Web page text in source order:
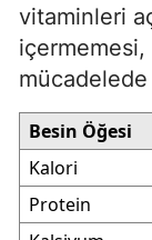
vitaminleri
içermemesi,
mücadelede
Besin Öğesi
Kalori
Protein